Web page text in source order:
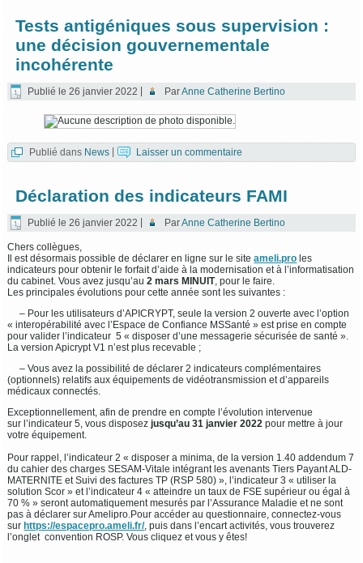
Tests antigéniques sous supervision :
une décision gouvernementale
incohérente
Publié le 26 janvier 2022 ParAnne Catherine Bertino
Publié dans News Laisser un commentaire
Déclaration des indicateurs FAMI
Publié le 26 janvier 2022 ParAnne Catherine Bertino
Chers collègues,
Il est désormais possible de déclarer en ligne sur le siteameli.pro les
indicateurs pour obtenir le forfait d’aide à la modernisation et à l’informatisation
du cabinet. Vous avez jusqu’au2 mars MINUIT, pour le faire.
Les principales évolutions pour cette année sont les suivantes :
– Pour les utilisateurs d’APICRYPT, seule la version 2 ouverte avec l’option
« interopérabilité avec l’Espace de Confiance MSSanté » est prise en compte
pour valider l’indicateur 5 « disposer d’une messagerie sécurisée de santé ».
La version Apicrypt V1 n’est plus recevable ;
– Vous avez la possibilité de déclarer 2 indicateurs complémentaires
(optionnels) relatifs aux équipements de vidéotransmission et d’appareils
médicaux connectés.
Exceptionnellement, afin de prendre en compte l’évolution intervenue
sur l’indicateur 5, vous disposez jusqu’au 31 janvier 2022 pour mettre à jour
votre équipement.
Pour rappel, l’indicateur 2 « disposer a minima, de la version 1.40 addendum 7
du cahier des charges SESAM-Vitale intégrant les avenants Tiers Payant ALD-
MATERNITE et Suivi des factures TP (RSP 580) », l’indicateur 3 « utiliser la
solution Scor » et l’indicateur 4 « atteindre un taux de FSE supérieur ou égal à
70 % » seront automatiquement mesurés par l’Assurance Maladie et ne sont
pas à déclarer sur Amelipro.Pour accéder au questionnaire, connectez-vous
sur https://espacepro.ameli.fr/, puis dans l’encart activités, vous trouverez
l’onglet convention ROSP. Vous cliquez et vous y êtes!